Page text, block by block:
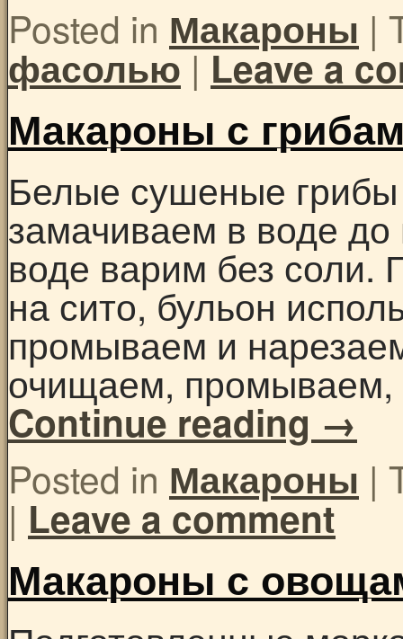
Posted in Макароны |
фасолью|Leave a
Макароны с
Белые сушеные
замачиваем в воде
воде варим без соли.
на сито, бульон
промываем и
очищаем,
Continue reading →
Posted in Макароны |
| Leave a comment
Макароны с